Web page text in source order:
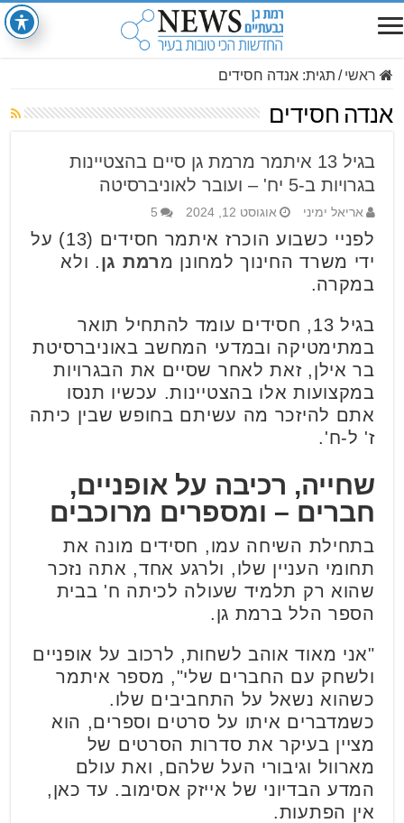
ראשי / תגית:אנדה חסידים
אנדה חסידים
בגיל 13 איתמר מרמת גן סיים בהצטיינות
בגרויות ב-5 יח' – ועובר לאוניברסיטה
אריאל ימיני אוגוסט 12, 2024 5
לפניי כשבוע הוכרז איתמר חסידים (13) על
ידי משרד החינוך למחונן מרמת גן. ולא
במקרה.
בגיל 13, חסידים עומד להתחיל תואר
במתימטיקה ובמדעי המחשב באוניברסיטת
בר אילן, זאת לאחר שסיים את הבגרויות
במקצועות אלו בהצטיינות. עכשיו תנסו
אתם להיזכר מה עשיתם בחופש שבין כיתה
ז' ל-ח'.
שחייה, רכיבה על אופניים,
חברים – ומספרים מרוכבים
בתחילת השיחה עמו, חסידים מונה את
תחומי העניין שלו, ולרגע אחד, אתה נזכר
שהוא רק תלמיד שעולה לכיתה ח' בבית
הספר הלל ברמת גן.
"אני מאוד אוהב לשחות, לרכוב על אופניים
ולשחק עם החברים שלי", מספר איתמר
כשהוא נשאל על התחביבים שלו.
כשמדברים איתו על סרטים וספרים, הוא
מציין בעיקר את סדרות הסרטים של
מארוול וגיבורי העל שלהם, ואת עולם
המדע הבדיוני של אייזק אסימוב. עד כאן,
אין הפתעות.